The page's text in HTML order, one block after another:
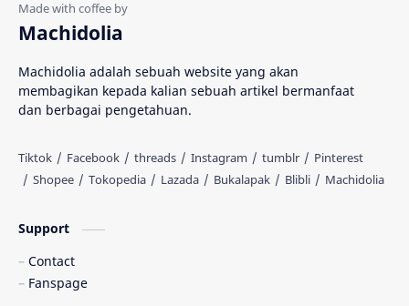
Islam Katalog
Knowledge Komik
Muhasabah
Machidolia
Machidolia adalah sebuah website yang akan
membagikan kepada kalian sebuah artikel bermanfaat
dan berbagai pengetahuan.
Support
Contact
Fanspage